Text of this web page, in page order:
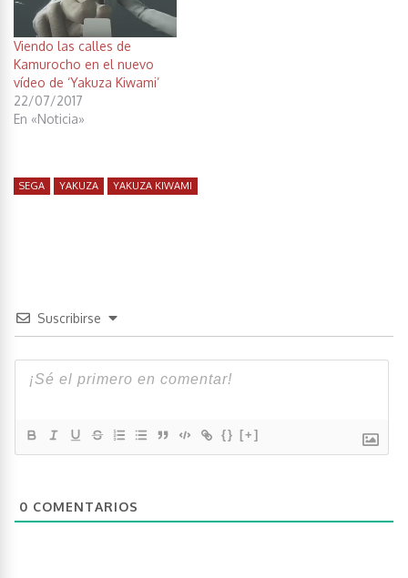
Viendo las calles de
Kamurocho en el nuevo
vídeo de ‘Yakuza Kiwami’
22/07/2017
En «Noticia»
SEGA YAKUZA YAKUZA KIWAMI
Suscribirse
{} [+]
0 COMENTARIOS